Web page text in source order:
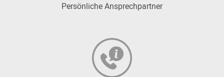
Persönliche Ansprechpartner